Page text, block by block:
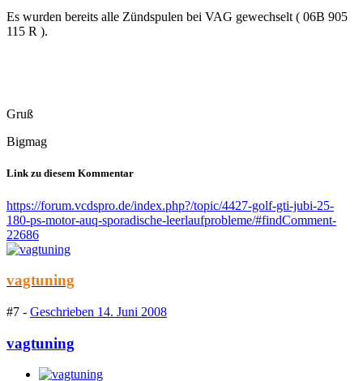
Es wurden bereits alle Zündspulen bei VAG gewechselt ( 06B 905
115 R ).
Gruß
Bigmag
Link zu diesem Kommentar
https://forum.vcdspro.de/index.php?/topic/4427-golf-gti-jubi-25-
180-ps-motor-auq-sporadische-leerlaufprobleme/#findComment-
22686
vagtuning
#7 - Geschrieben 14. Juni 2008
vagtuning